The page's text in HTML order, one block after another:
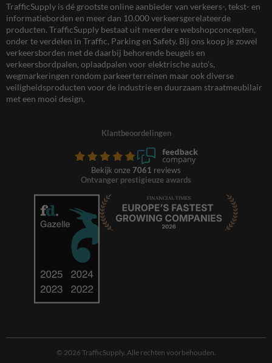
TrafficSupply is dé grootste online aanbieder van verkeers-, tekst- en
informatieborden en meer dan 10.000 verkeersgerelateerde
producten. TrafficSupply bestaat uit meerdere webshopconcepten,
onder te verdelen in Traffic, Parking en Safety. Bij ons koop je zowel
verkeersborden met de daarbij behorende beugels en
verkeersbordpalen, oplaadpalen voor elektrische auto’s,
wegmarkeringen rondom parkeerterreinen maar ook diverse
veiligheidsproducten voor de industrie en duurzaam straatmeubilair
met een mooi design.
Klantbeoordelingen
Bekijk onze 7061 reviews
Ontvanger prestigieuze awards
© 2026 TrafficSupply. Alle rechten voorbehouden.